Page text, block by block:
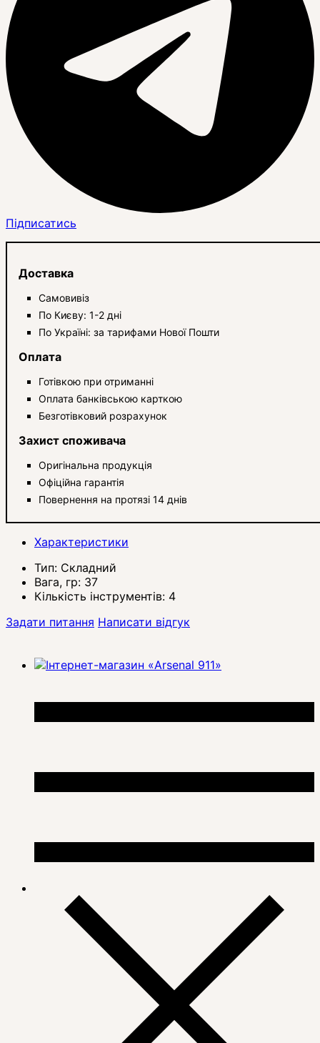
Підписатись
Доставка
Самовивіз
По Києву: 1-2 дні
По Україні: за тарифами Нової Пошти
Оплата
Готівкою при отриманні
Оплата банківською карткою
Безготівковий розрахунок
Захист споживача
Оригінальна продукція
Офіційна гарантія
Повернення на протязі 14 днів
Характеристики
Тип: Складний
Вага, гр: 37
Кількість інструментів: 4
Задати питання Написати відгук